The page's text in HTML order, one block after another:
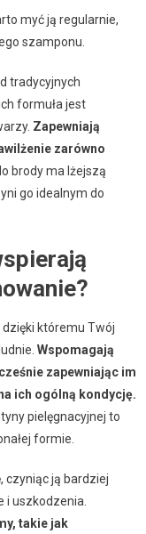
myć ją regularnie,
szamponu.
tradycyjnych
formuła jest
Zapewniają
zarówno
brody ma lżejszą
go idealnym do
któremu Twój
Wspomagają
zapewniając im
ich ogólną kondycję.
pielęgnacyjnej to
formie.
czyniąc ją bardziej
uszkodzenia.
takie jak